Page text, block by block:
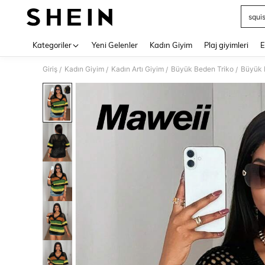
Kategoriler Yeni Gelenler Kadın Giyim Plaj giyimleri
Giriş / Kadın Giyim / Kadın Artı Giyim / Büyük Beden Triko / Büyük